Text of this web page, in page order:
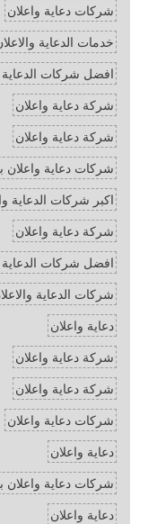
شركات دعاية واعلان
خدمات الدعاية
افضل شركات
شركة دعاية واعلان
شركة دعاية واعلان
شركات دعاية واعلان
اكبر شركات الدعاية
شركة دعاية واعلان
افضل شركات
شركات الدعاية
دعاية واعلان
شركة دعاية واعلان
شركة دعاية واعلان
شركات دعاية واعلان
دعاية واعلان
شركات دعاية واعلان
دعاية واعلان